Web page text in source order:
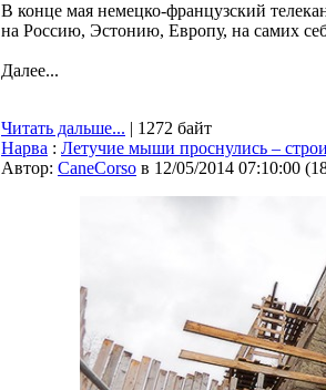
В конце мая немецко-французский
на Россию, Эстонию, Европу, на самих
Далее...
Читать дальше... | 1272 байт
Нарва : Летучие мыши проснулись –
Автор: CaneCorso в 12/05/2014 07:10:00 (